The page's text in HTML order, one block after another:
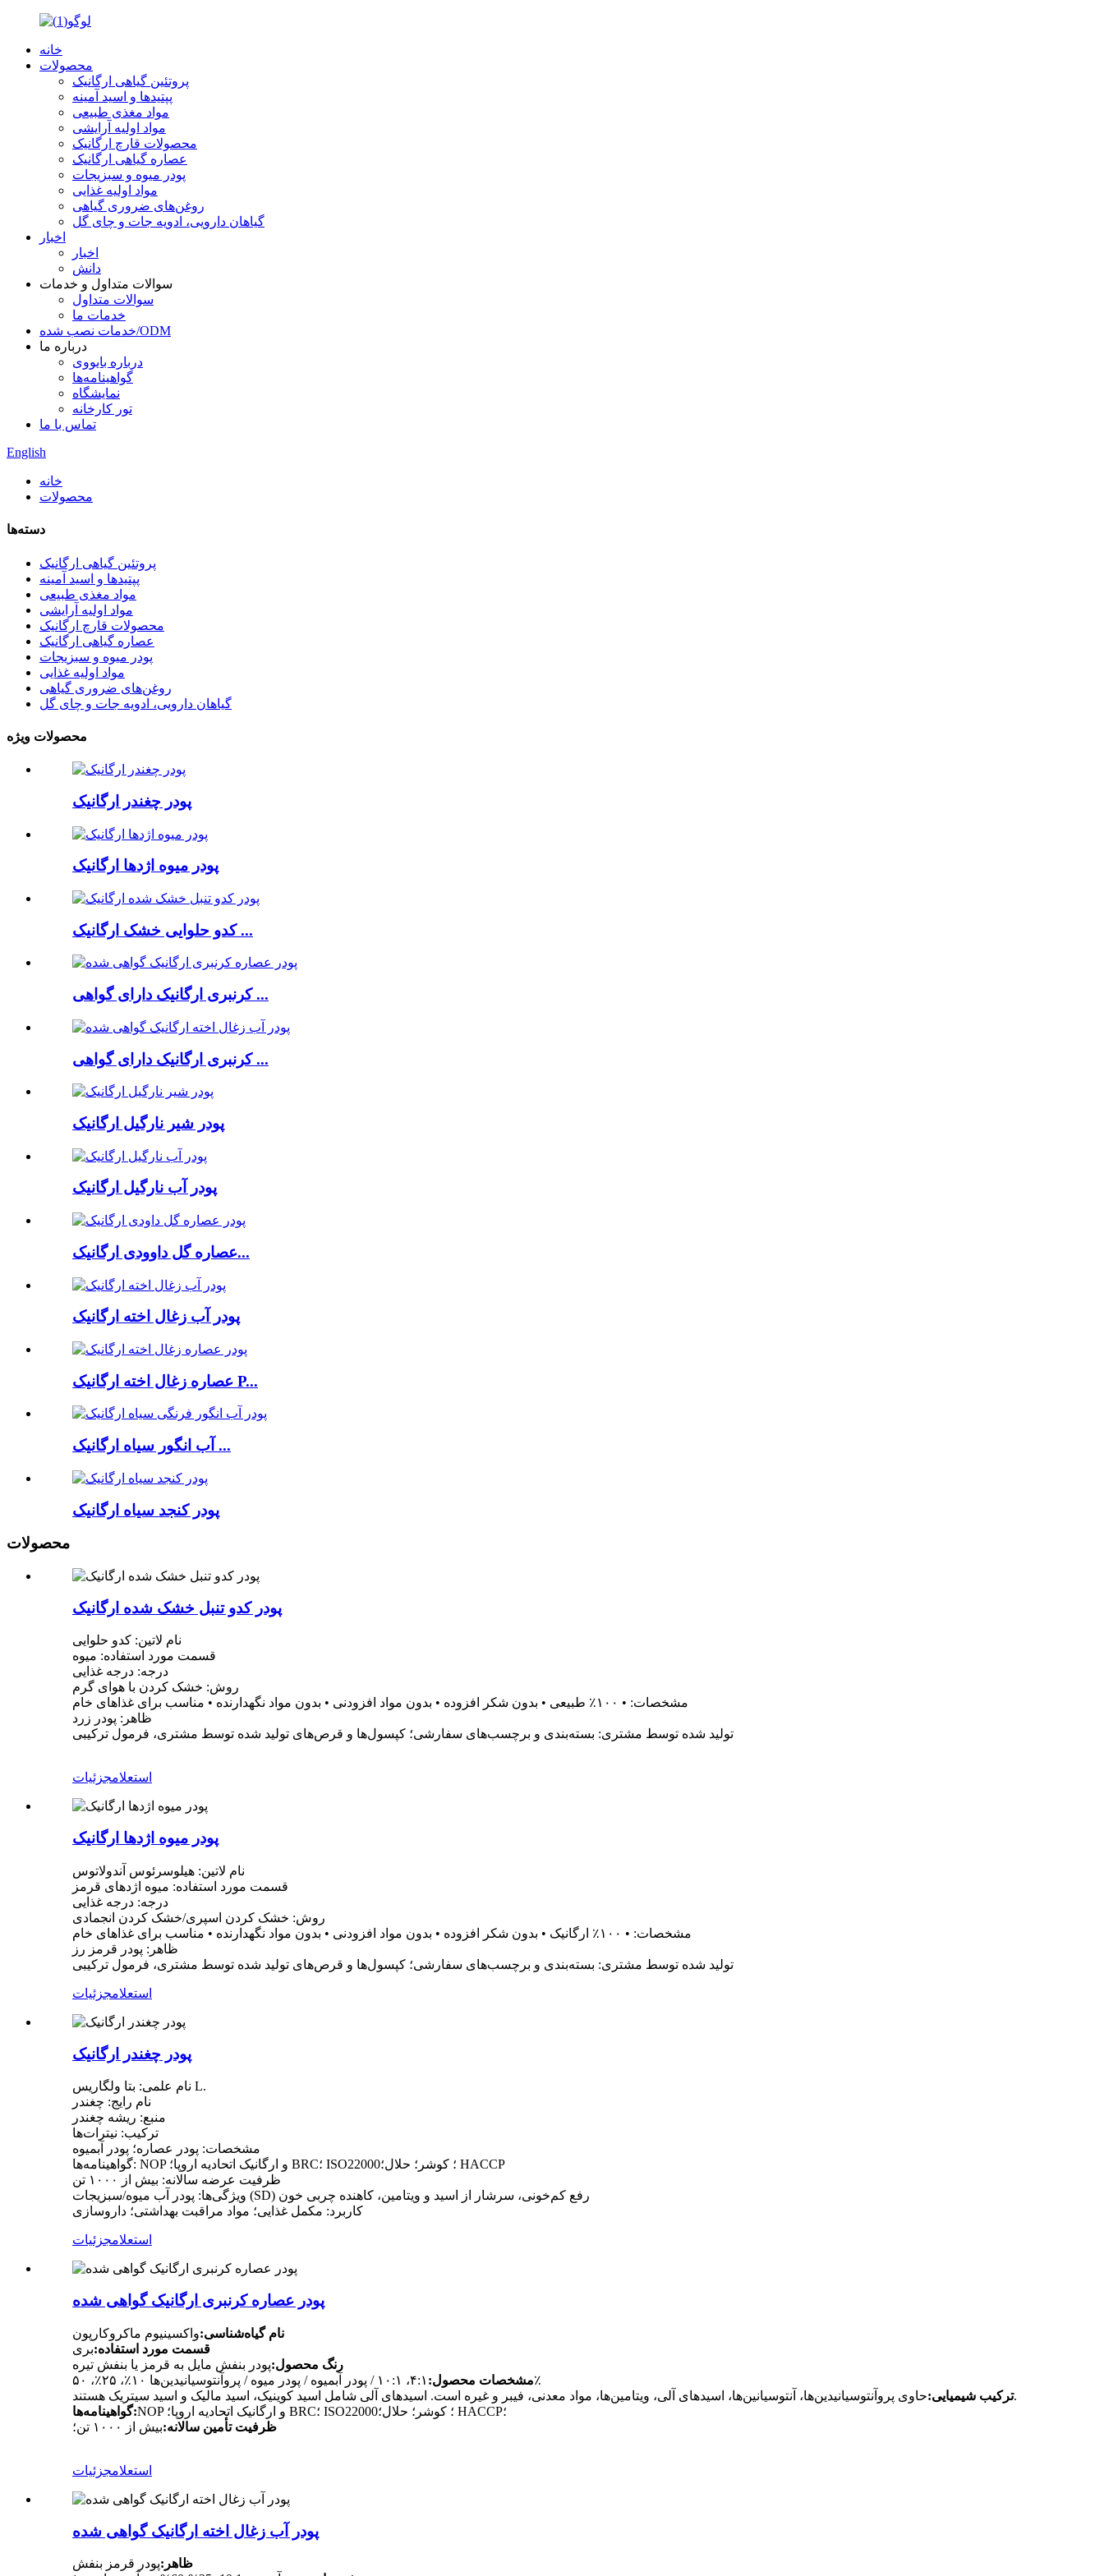
خانه
محصولات
پروتئین گیاهی ارگانیک
پپتیدها و اسید آمینه
مواد مغذی طبیعی
مواد اولیه آرایشی
محصولات قارچ ارگانیک
عصاره گیاهی ارگانیک
پودر میوه و سبزیجات
مواد اولیه غذایی
روغن‌های ضروری گیاهی
گیاهان دارویی، ادویه جات و چای گل
اخبار
اخبار
دانش
سوالات متداول و خدمات
سوالات متداول
خدمات ما
خدمات نصب شده/ODM
درباره ما
درباره بایووی
گواهینامه‌ها
نمایشگاه
تور کارخانه
تماس با ما
English
خانه
محصولات
دسته‌ها
پروتئین گیاهی ارگانیک
پپتیدها و اسید آمینه
مواد مغذی طبیعی
مواد اولیه آرایشی
محصولات قارچ ارگانیک
عصاره گیاهی ارگانیک
پودر میوه و سبزیجات
مواد اولیه غذایی
روغن‌های ضروری گیاهی
گیاهان دارویی، ادویه جات و چای گل
محصولات ویژه
پودر چغندر ارگانیک
پودر میوه اژدها ارگانیک
کدو حلوایی خشک ارگانیک ...
کرنبری ارگانیک دارای گواهی ...
کرنبری ارگانیک دارای گواهی ...
پودر شیر نارگیل ارگانیک
پودر آب نارگیل ارگانیک
عصاره گل داوودی ارگانیک...
پودر آب زغال اخته ارگانیک
عصاره زغال اخته ارگانیک P...
آب انگور سیاه ارگانیک ...
پودر کنجد سیاه ارگانیک
محصولات
پودر کدو تنبل خشک شده ارگانیک
نام لاتین: کدو حلوایی
قسمت مورد استفاده: میوه
درجه: درجه غذایی
روش: خشک کردن با هوای گرم
مشخصات: • ۱۰۰٪ طبیعی • بدون شکر افزوده • بدون مواد افزودنی • بدون مواد نگهدارنده • مناسب برای غذاهای خام
ظاهر: پودر زرد
تولید شده توسط مشتری: بسته‌بندی و برچسب‌های سفارشی؛ کپسول‌ها و قرص‌های تولید شده توسط مشتری، فرمول ترکیبی
استعلامجزئیات
پودر میوه اژدها ارگانیک
نام لاتین: هیلوسرئوس آندولاتوس
قسمت مورد استفاده: میوه اژدهای قرمز
درجه: درجه غذایی
روش: خشک کردن اسپری/خشک کردن انجمادی
مشخصات: • ۱۰۰٪ ارگانیک • بدون شکر افزوده • بدون مواد افزودنی • بدون مواد نگهدارنده • مناسب برای غذاهای خام
ظاهر: پودر قرمز رز
تولید شده توسط مشتری: بسته‌بندی و برچسب‌های سفارشی؛ کپسول‌ها و قرص‌های تولید شده توسط مشتری، فرمول ترکیبی
استعلامجزئیات
پودر چغندر ارگانیک
نام علمی: بتا ولگاریس L.
نام رایج: چغندر
منبع: ریشه چغندر
ترکیب: نیترات‌ها
مشخصات: پودر عصاره؛ پودر آبمیوه
گواهینامه‌ها: NOP و ارگانیک اتحادیه اروپا؛ BRC؛ ISO22000؛ کوشر؛ حلال؛ HACCP
ظرفیت عرضه سالانه: بیش از ۱۰۰۰ تن
ویژگی‌ها: پودر آب میوه/سبزیجات (SD) رفع کم‌خونی، سرشار از اسید و ویتامین، کاهنده چربی خون
کاربرد: مکمل غذایی؛ مواد مراقبت بهداشتی؛ داروسازی
استعلامجزئیات
پودر عصاره کرنبری ارگانیک گواهی شده
نام گیاه‌شناسی:واکسینیوم ماکروکارپون
قسمت مورد استفاده:بری
رنگ محصول:پودر بنفش مایل به قرمز یا بنفش تیره
مشخصات محصول:۴:۱، ۱۰:۱ / پودر آبمیوه / پودر میوه / پروآنتوسیانیدین‌ها ۱۰٪، ۲۵٪، ۵۰٪
ترکیب شیمیایی:حاوی پروآنتوسیانیدین‌ها، آنتوسیانین‌ها، اسیدهای آلی، ویتامین‌ها، مواد معدنی، فیبر و غیره است. اسیدهای آلی شامل اسید کوینیک، اسید مالیک و اسید سیتریک هستند.
گواهینامه‌ها:
NOP و ارگانیک اتحادیه اروپا؛ BRC؛ ISO22000؛ کوشر؛ حلال؛ HACCP؛
ظرفیت تأمین سالانه:بیش از ۱۰۰۰ تن؛
استعلامجزئیات
پودر آب زغال اخته ارگانیک گواهی شده
ظاهر:پودر قرمز بنفش